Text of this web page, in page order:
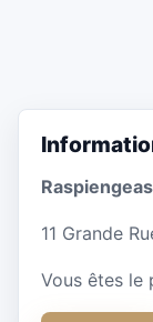
11 Grande
Vous êtes le